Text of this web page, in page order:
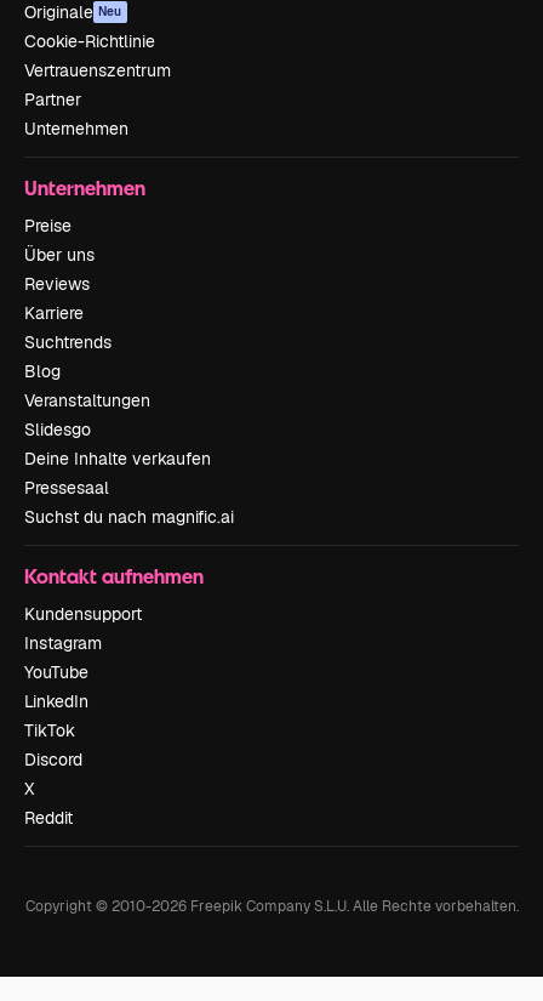
Originale Neu
Cookie-Richtlinie
Vertrauenszentrum
Partner
Unternehmen
Unternehmen
Preise
Über uns
Reviews
Karriere
Suchtrends
Blog
Veranstaltungen
Slidesgo
Deine Inhalte verkaufen
Pressesaal
Suchst du nach magnific.ai
Kontakt aufnehmen
Kundensupport
Instagram
YouTube
LinkedIn
TikTok
Discord
X
Reddit
Copyright © 2010-2026Freepik Company S.L.U. Alle Rechte vorbehalten.